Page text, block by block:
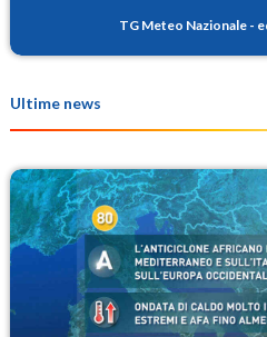
TG Meteo Nazionale -
Ultime news